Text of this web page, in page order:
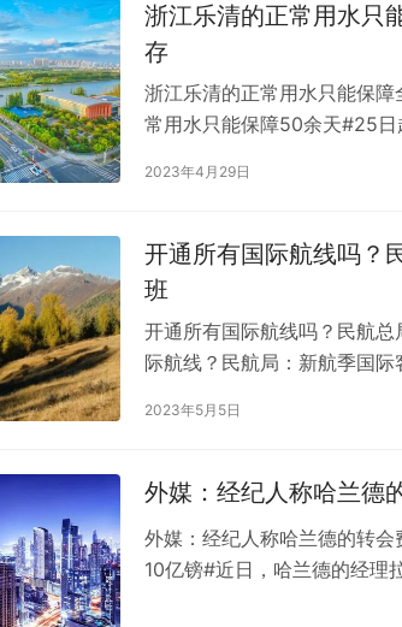
浙江乐清的正常用水只
存
浙江乐清的正常用水只能保
常用水只能保障50余天#25
乐清是一座“七山两水一田”
自于从…
2023年4月29日
开通所有国际航线吗？
班
开通所有国际航线吗？民航
际航线？民航局：新航季国
空公司每周安排840个国际客
行…
2023年5月5日
外媒：经纪人称哈兰德
外媒：经纪人称哈兰德的转
10亿镑#近日，哈兰德的经理